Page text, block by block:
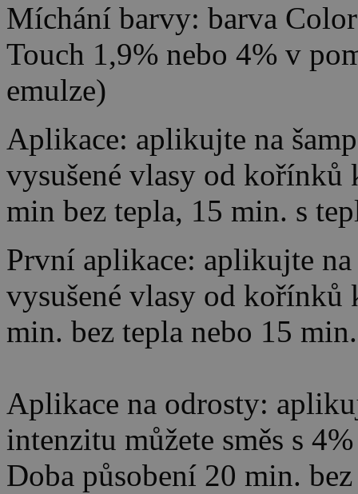
Míchání barvy: barva
Touch 1,9% nebo 4% v
emulze)
Aplikace: aplikujte na
vysušené vlasy od kořínků
min bez tepla, 15 min. s
První aplikace: aplikujte
vysušené vlasy od kořínků
min. bez tepla nebo 15
Aplikace na odrosty:
intenzitu můžete směs s
Doba působení 20 min.